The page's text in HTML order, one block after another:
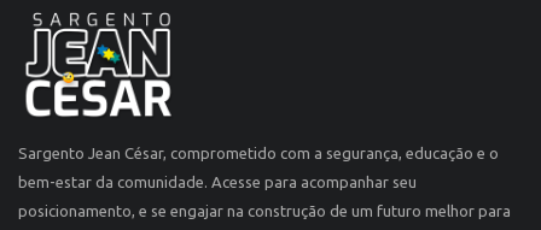
Sargento Jean César, comprometido com a segurança, educação e o
bem-estar da comunidade. Acesse para acompanhar seu
posicionamento, e se engajar na construção de um futuro melhor para